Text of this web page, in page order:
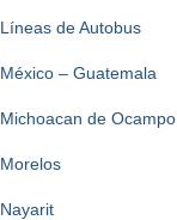
Líneas de Autobus
México – Guatemala
Michoacan de Ocampo
Morelos
Nayarit